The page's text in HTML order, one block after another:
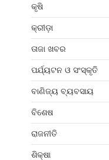
କୃଷି
କ୍ରୀଡ଼ା
ତାଜା ଖବର
ପର୍ଯ୍ୟଟନ ଓ ସଂସ୍କୃତି
ବାଣିଜ୍ୟ ବ୍ୟବସାୟ
ବିଶେଷ
ରାଜନୀତି
ଶିକ୍ଷା